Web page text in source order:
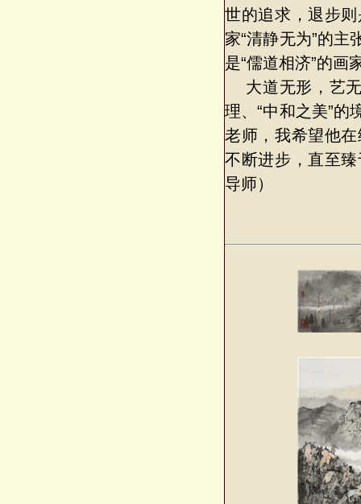
世的追求，退步
家“清静无为”的
是“儒道相济”的画
大道无形，艺无
理、“中和之美”的
老师，我希望他
不断进步，直至
导师）